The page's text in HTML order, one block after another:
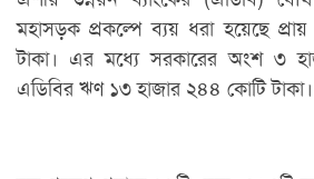
মহাসড়ক প্রকল্পে ব্যয় ধরা হয়েছে
টাকা। এর মধ্যে সরকারের অংশ ৩
এডিবির ঋণ ১৩ হাজার ২৪৪ কোটি টাকা।